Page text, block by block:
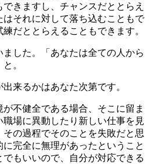
きますし、チャンスだととらえ
それに対して落ち込むこともで
だととらえることもできます。
した。「あなたは全ての人から
。
来るかはあなた次第です。
が不健全である場合、そこに留ま
場に異動したり新しい仕事を見
の過程でそのことを失敗だと思
完全に無理があったということ
もいいので、自分が対応できる